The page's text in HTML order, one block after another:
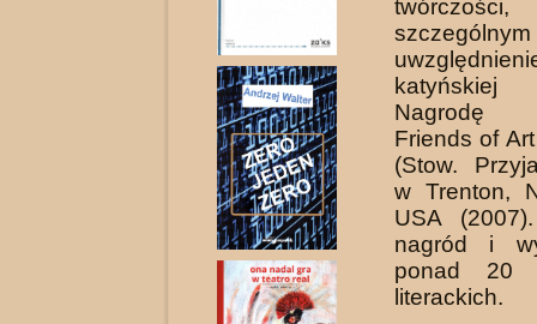
szczególnym
Nagrodę
Friends of
(Stow.
w Trenton,
USA
nagród i
ponad 20
literackich.